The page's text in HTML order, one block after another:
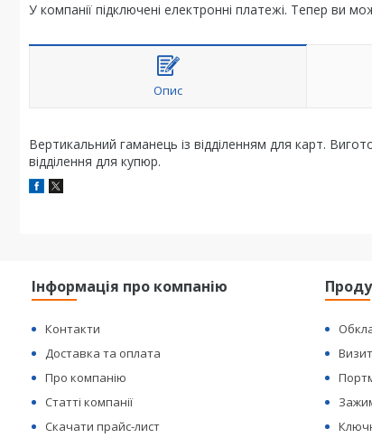
У компанії підключені електронні платежі. Тепер ви
Опис
Вертикальний гаманець із відділенням для карт.
відділення для купюр.
Інформація про компанію
Контакти
Доставка та оплата
Про компанію
Статті компанії
Скачати прайс-лист